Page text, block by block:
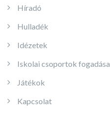
Híradó
Hulladék
Idézetek
Iskolai csoportok fogadása
Játékok
Kapcsolat